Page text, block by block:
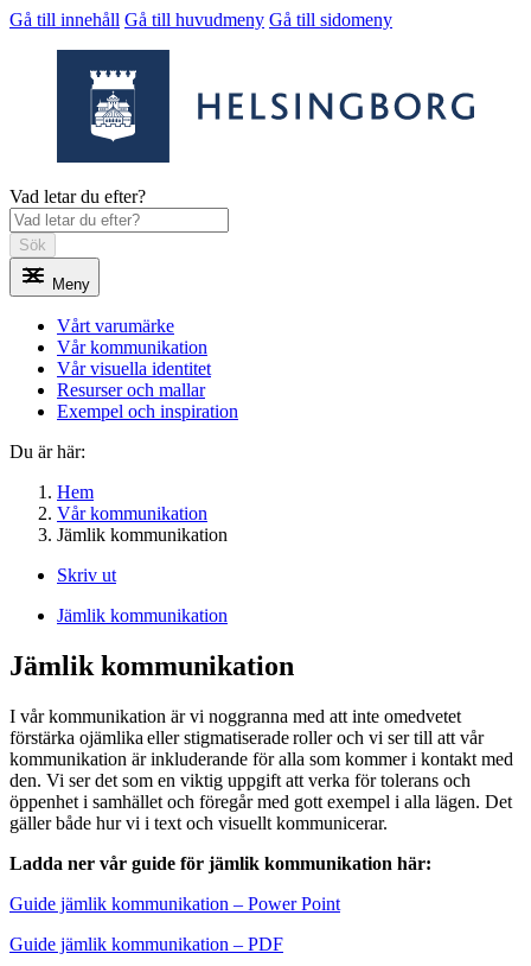
Gå till innehåll Gå till huvudmeny Gå till sidomeny
Vad letar du efter?
Sök
Meny
Vårt varumärke
Vår kommunikation
Vår visuella identitet
Resurser och mallar
Exempel och inspiration
Du är här:
Hem
Vår kommunikation
Jämlik kommunikation
Skriv ut
Jämlik kommunikation
Jämlik kommunikation
I vår kommunikation är vi noggranna med att inte omedvetet
förstärka ojämlika eller stigmatiseraderoller och vi ser till att vår
kommunikation är inkluderande för alla som kommer i kontakt med
den. Vi ser det som en viktig uppgift att verka för tolerans och
öppenhet i samhället och föregår med gott exempel i alla lägen. Det
gäller både hur vi i text och visuellt kommunicerar.
Ladda ner vår guide för jämlik kommunikation här:
Guide jämlik kommunikation – Power Point
Guide jämlik kommunikation – PDF
hemsidan
över huvud
taget ska
fungera.